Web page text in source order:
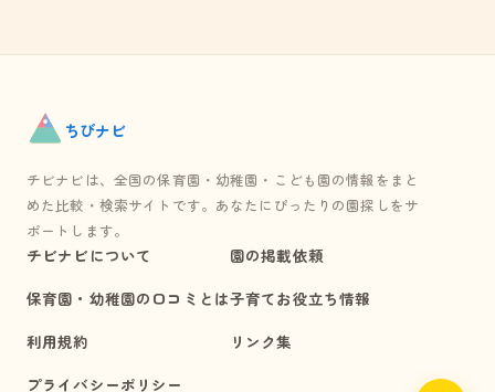
ちびナビ
チビナビは、全国の保育園・幼稚園・こども園の情報をまと
めた比較・検索サイトです。あなたにぴったりの園探しをサ
ポートします。
チビナビについて
保育園・幼稚園の口コミとは
利用規約
プライバシーポリシー
園の掲載依頼
子育てお役立ち情報
リンク集